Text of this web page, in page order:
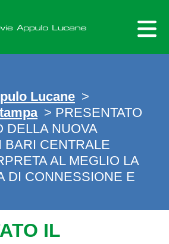
Lucane >
> PRESENTATO
DELLA NUOVA
BARI CENTRALE
AL MEGLIO LA
DI CONNESSIONE E
IL